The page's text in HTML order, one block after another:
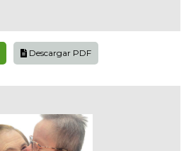
Descargar PDF